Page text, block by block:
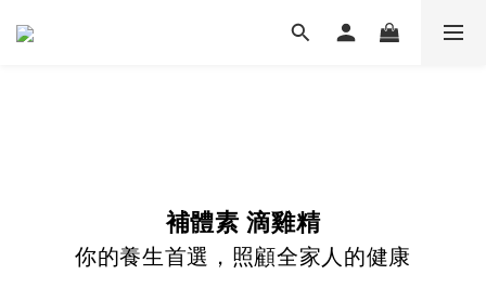
補體素 滴雞精
你的養生首選，照顧全家人的健康